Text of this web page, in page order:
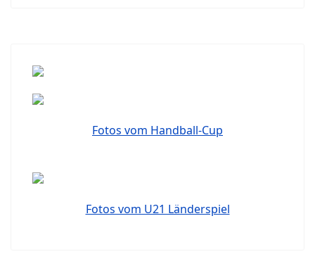
Fotos vom Handball-Cup
Fotos vom U21 Länderspiel